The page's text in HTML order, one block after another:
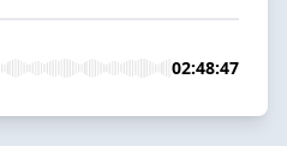
02:48:47